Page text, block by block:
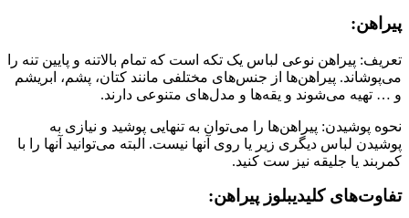
پیراهن:
تعریف: پیراهن نوعی لباس یک تکه است که تمام بالاتنه و پایین تنه را
می‌پوشاند. پیراهن‌ها از جنس‌های مختلفی مانند کتان، پشم، ابریشم
و … تهیه می‌شوند و یقه‌ها و مدل‌های متنوعی دارند.
نحوه پوشیدن: پیراهن‌ها را می‌توان به تنهایی پوشید و نیازی به
پوشیدن لباس دیگری زیر یا روی آنها نیست. البته می‌توانید آنها را با
کمربند یا جلیقه نیز ست کنید.
تفاوت‌های کلیدیبلوز پیراهن: